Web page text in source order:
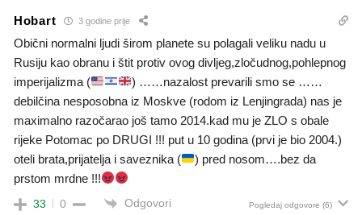
Hobart 3 godine prije
Obični normalni ljudi širom planete su polagali veliku nadu u
Rusiju kao obranu i štit protiv ovog divljeg,zločudnog,pohlepnog
imperijalizma (
) ……nazalost prevarili smo se ……
debilčina nesposobna iz Moskve (rodom iz Lenjingrada) nas je
maximalno razočarao još tamo 2014.kad mu je ZLO s obale
rijeke Potomac po DRUGI !!! put u 10 godina (prvi je bio 2004.)
oteli brata,prijatelja i saveznika (
) pred nosom….bez da
prstom mrdne !!!
33 0 Odgovori Pogledaj odgovore (6)